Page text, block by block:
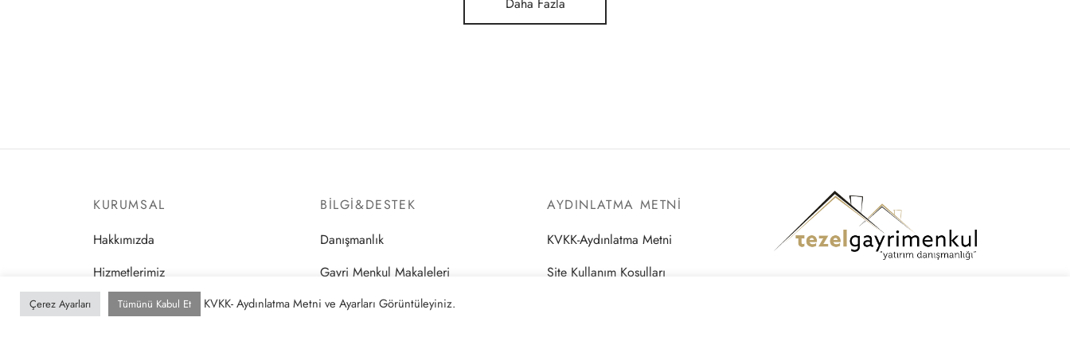
Daha Fazla
KURUMSAL
Hakkımızda
Hizmetlerimiz
Referanslarımız
BILGI&DESTEK
Danışmanlık
Gayri Menkul Makaleleri
Hukuk ve Mevzuat
AYDINLATMA METNI
KVKK-Aydınlatma Metni
Site Kullanım Koşulları
Çerez Ayarları Tümünü Kabul Et KVKK- Aydınlatma Metni ve Ayarları Görüntüleyiniz.